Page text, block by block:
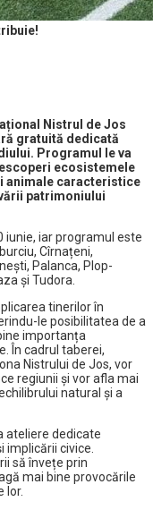
Nistrul de Jos
gratuită dedicată
Programul le va
ecosistemele
animale caracteristice
patrimoniului
iunie, iar programul este
Cîrnațeni,
Palanca, Plop-
și Tudora.
tinerilor în
le posibilitatea de a
importanța
În cadrul taberei,
Nistrului de Jos, vor
regiunii și vor afla mai
natural și a
ateliere dedicate
civice.
să învețe prin
mai bine provocările
lor.